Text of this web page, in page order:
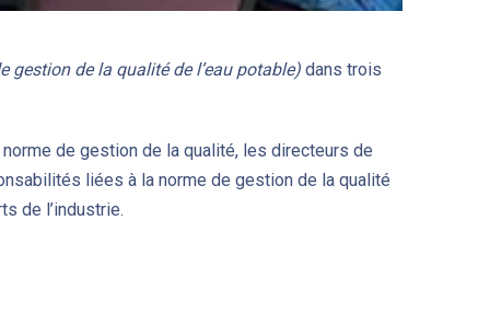
gestion de la qualité de l’eau potable) dans trois
de gestion de la qualité, les directeurs de
liées à la norme de gestion de la qualité
de l’industrie.